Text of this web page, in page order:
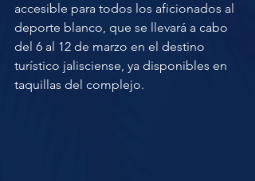
accesible para todos los aficionados al
deporte blanco, que se llevará a cabo
del 6 al 12 de marzo en el destino
turístico jalisciense, ya disponibles en
taquillas del complejo.